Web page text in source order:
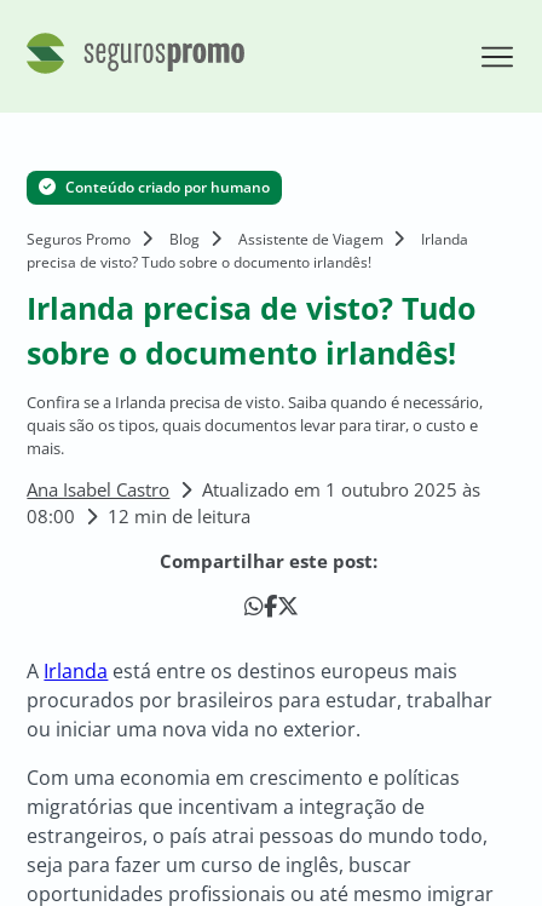
Conteúdo criado por humano
Seguros Promo Blog Assistente de Viagem
Irlanda
precisa de visto? Tudo sobre o documento irlandês!
Irlanda precisa de visto? Tudo
sobre o documento irlandês!
Confira se a Irlanda precisa de visto. Saiba quando é necessário,
quais são os tipos, quais documentos levar para tirar, o custo e
mais.
Ana Isabel Castro
Atualizado em 1 outubro 2025 às
08:00
12 min de leitura
Compartilhar este post:
A Irlanda está entre os destinos europeus mais
procurados por brasileiros para estudar, trabalhar
ou iniciar uma nova vida no exterior.
Com uma economia em crescimento e políticas
migratórias que incentivam a integração de
estrangeiros, o país atrai pessoas do mundo todo,
seja para fazer um curso de inglês, buscar
oportunidades profissionais ou até mesmo imigrar